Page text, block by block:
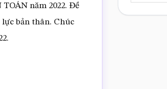
năm 2022. Đề
bản thân. Chúc